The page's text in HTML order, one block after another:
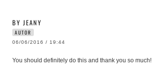
BY JEANY
AUTOR
06/06/2016 / 19:44
You should definitely do this and thank you so much!